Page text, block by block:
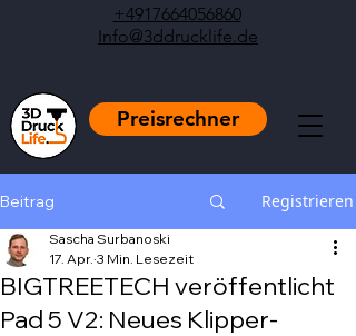
+4917664056860
Info@3ddrucklife.de
Preisrechner
Beitrag Registrieren
BIGTREETECH veröffentlicht
Pad 5 V2: Neues Klipper-
Sascha Surbanoski
17. Apr. 3 Min. Lesezeit